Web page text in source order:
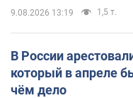
9.08.2026 13:19 1,5 т.
В России
который в апреле
чём дело